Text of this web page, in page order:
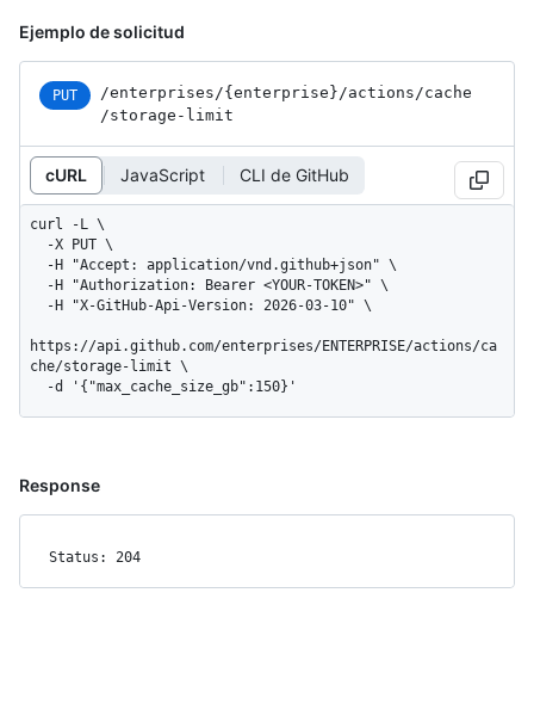
Ejemplo de solicitud
PUT /enterprises /{enterprise} /actions /cache
/storage-limit
cURL JavaScript CLI de GitHub
curl -L \
https://api.github.com/enterprises/ENTERPRISE/actions/ca
che/storage-limit \
  -d '{"max_cache_size_gb":150}'
Response
Status: 204